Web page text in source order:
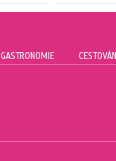
GASTRONOMIE